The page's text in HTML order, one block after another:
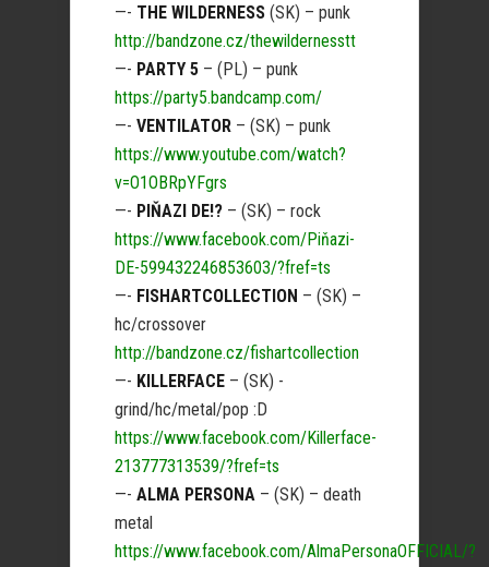
—- THE WILDERNESS (SK) – punk
http://bandzone.cz/thewildernesstt
—- PARTY 5 – (PL) – punk
https://party5.bandcamp.com/
—- VENTILATOR – (SK) – punk
https://www.youtube.com/watch?
v=O1OBRpYFgrs
—- PIŇAZI DE!? – (SK) – rock
https://www.facebook.com/Piňazi-
DE-599432246853603/?fref=ts
—- FISHARTCOLLECTION – (SK) –
hc/crossover
http://bandzone.cz/fishartcollection
—- KILLERFACE – (SK) -
grind/hc/metal/pop :D
https://www.facebook.com/Killerface-
213777313539/?fref=ts
—- ALMA PERSONA – (SK) – death
metal
https://www.facebook.com/AlmaPersonaOFFICIAL/?